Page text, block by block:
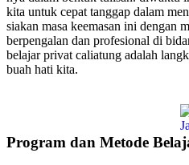
kita untuk cepat tanggap dalam
siakan masa keemasan ini dengan
berpengalan dan profesional di
belajar privat caliatung adalah
buah hati kita.
Program dan Metode